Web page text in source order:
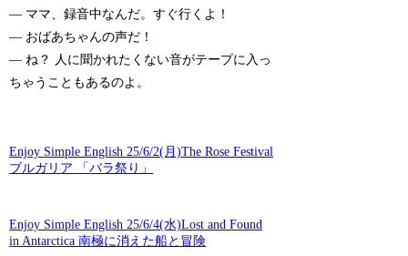
— ママ、録音中なんだ。すぐ行くよ！
— おばあちゃんの声だ！
— ね？ 人に聞かれたくない音がテープに入っ
ちゃうこともあるのよ。
Enjoy Simple English 25/6/2(月)The Rose Festival
ブルガリア 「バラ祭り」
Enjoy Simple English 25/6/4(水)Lost and Found
in Antarctica 南極に消えた船と冒険